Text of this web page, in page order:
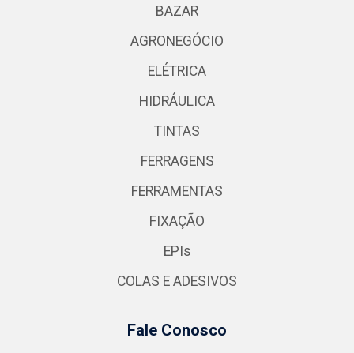
BAZAR
AGRONEGÓCIO
ELÉTRICA
HIDRÁULICA
TINTAS
FERRAGENS
FERRAMENTAS
FIXAÇÃO
EPIs
COLAS E ADESIVOS
Fale Conosco